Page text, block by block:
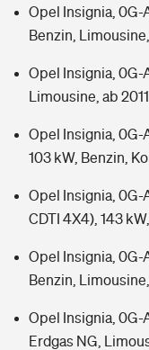
Opel Insignia, 0G-
Benzin, Limousine,
Opel Insignia, 0G-
Limousine, ab 2011
Opel Insignia, 0G-
103 kW, Benzin,
Opel Insignia, 0G-
CDTI 4X4), 143
Opel Insignia, 0G-
Benzin, Limousine,
Opel Insignia, 0G-
Erdgas NG,